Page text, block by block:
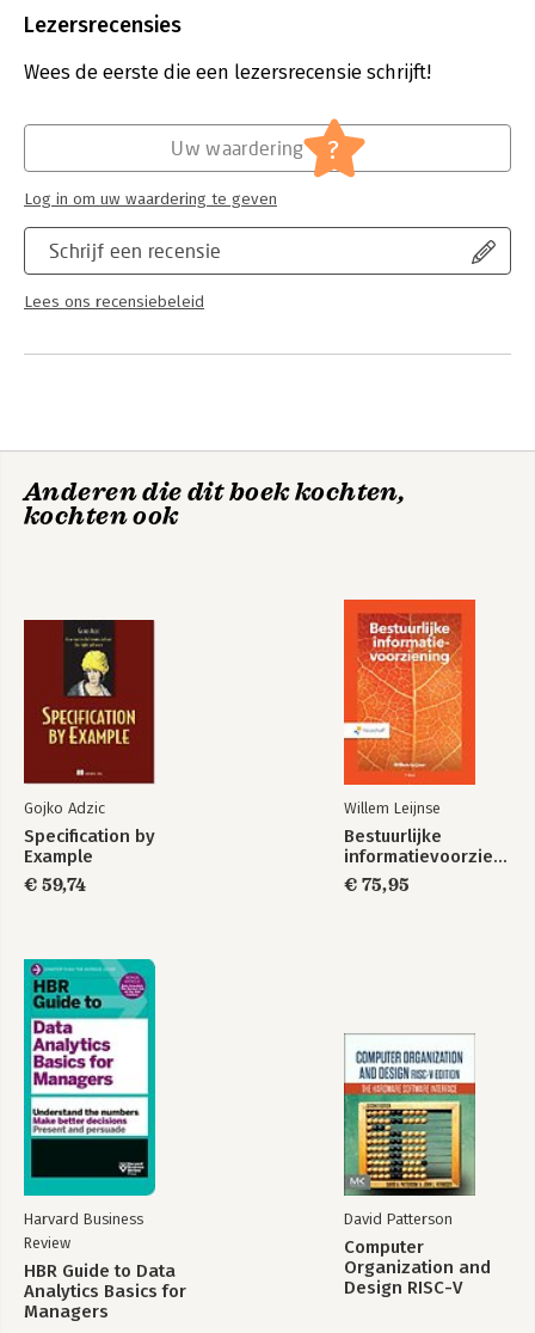
Uitgever:
Lezersrecensies
Wees de eerste die een lezersrecensie schrijft!
Schrijf een recensie
Lees ons recensiebeleid
Uw waardering ?
Log in om uw waardering te geven
Anderen die dit boek kochten,
kochten ook
Gojko Adzic
Specification by
Example
€ 59,74
Willem Leijnse
Bestuurlijke
informatievoorziening
€ 75,95
Harvard Business
Review
HBR Guide to Data
Analytics Basics for
Managers
David Patterson
Computer
Organization and
Design RISC-V